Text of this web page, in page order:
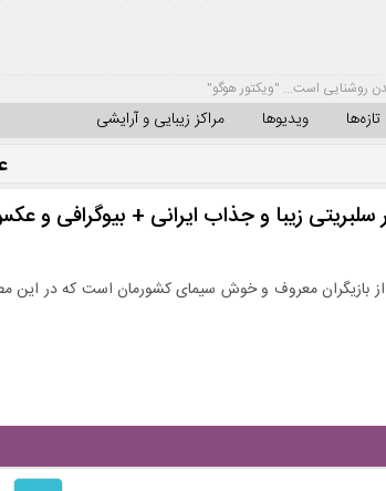
روشنایی است... "ویکتور هوگو"
تازه‌ها ویدیوها مراکز زیبایی و آرایشی
سلبریتی زیبا و جذاب ایرانی + بیوگرافی و
بازیگران معروف و خوش سیمای کشورمان است که در این